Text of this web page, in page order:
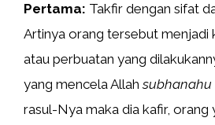
Pertama: Takfir dengan sifat
Artinya orang tersebut menjadi
atau perbuatan yang
yang mencela Allahsubhanahu
rasul-Nya maka dia kafir, orang